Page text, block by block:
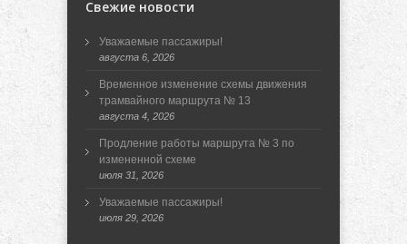
Свежие новости
Уважаемые пассажиры!
августа 6, 2026
Временное изменение схемы движения
трамвайного маршрута № 13
августа 4, 2026
Продление работы маршрута № 3 по
измененной схеме
июля 31, 2026
Уважаемые пассажиры!
июля 29, 2026